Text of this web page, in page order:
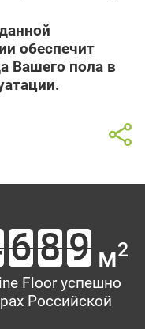
обеспечит
Вашего пола в
м2
Floor успешно
Российской